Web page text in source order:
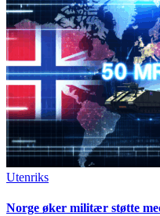
Utenriks
Norge øker militær støtte